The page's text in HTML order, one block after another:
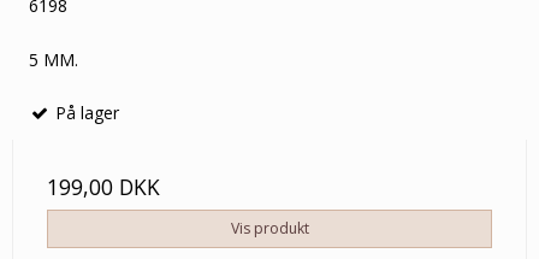
6198
5 MM.
På lager
199,00 DKK
Vis produkt